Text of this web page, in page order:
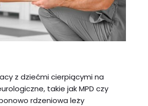
z dziećmi cierpiącymi na
takie jak MPD czy
rdzeniowa leży